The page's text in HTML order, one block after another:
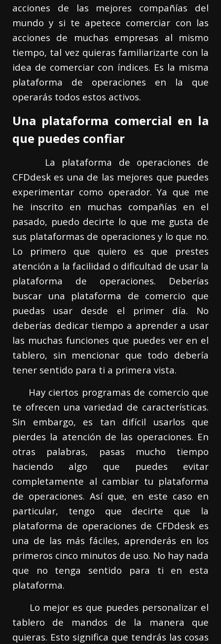
acciones de las mejores compañías del
mundo y si te apetece comerciar con las
acciones de muchas empresas al mismo
tiempo, tal vez quieras familiarizarte con la
idea de comerciar con índices. Es la misma
plataforma de operaciones en la que
operarás todos estos activos.
Una plataforma comercial en la
que puedes confiar
La plataforma de operaciones de
CFDdesk es una de las mejores que puedes
experimentar como operador. Ya que me
he inscrito en muchas compañías en el
pasado, puedo decirte lo que me gusta de
sus plataformas de operaciones y lo que no.
Lo primero que quiero es que prestes
atención a la facilidad o dificultad de usar la
plataforma de operaciones. Deberías
buscar una plataforma de comercio que
puedas usar desde el primer día. No
deberías dedicar tiempo a aprender a usar
las muchas funciones que puedes ver en el
tablero, sin mencionar que todo debería
tener sentido para ti a primera vista.
Hay ciertos programas de comercio que
te ofrecen una variedad de características.
Sin embargo, es tan difícil usarlos que
pierdes la atención de las operaciones. En
otras palabras, pasas mucho tiempo
haciendo algo que puedes evitar
completamente al cambiar tu plataforma
de operaciones. Así que, en este caso en
particular, tengo que decirte que la
plataforma de operaciones de CFDdesk es
una de las más fáciles, aprenderás en los
primeros cinco minutos de uso. No hay nada
que no tenga sentido para ti en esta
plataforma.
Lo mejor es que puedes personalizar el
tablero de mandos de la manera que
quieras. Esto significa que tendrás las cosas